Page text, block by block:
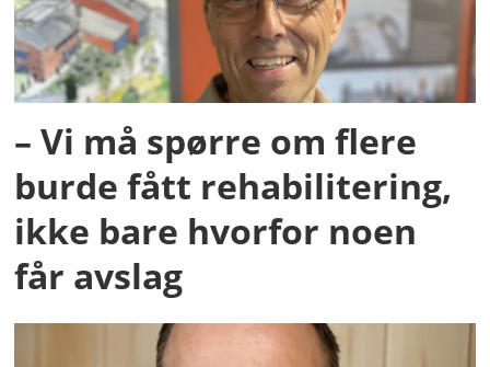
– Vi må spørre om flere
burde fått rehabilitering,
ikke bare hvorfor noen
får avslag